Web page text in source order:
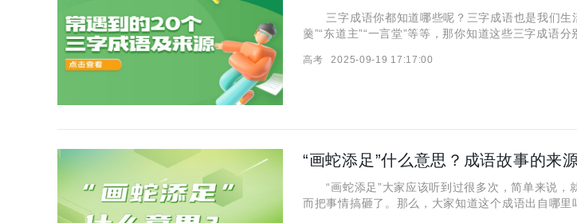
三字成语你都知道哪些呢？三字成语也是我们生
羹”“东道主”“一言堂”等等，那你知道这些三字成语
进门叫作让客人吃闭门羹。 2.敲门砖 解析：出
高考 2025-09-19 17:17:00
“画蛇添足”什么意思？成语故事的来
“画蛇添足”大家应该听到过很多次，简单来说，
而把事情搞砸了。那么，大家知道这个成语出自哪